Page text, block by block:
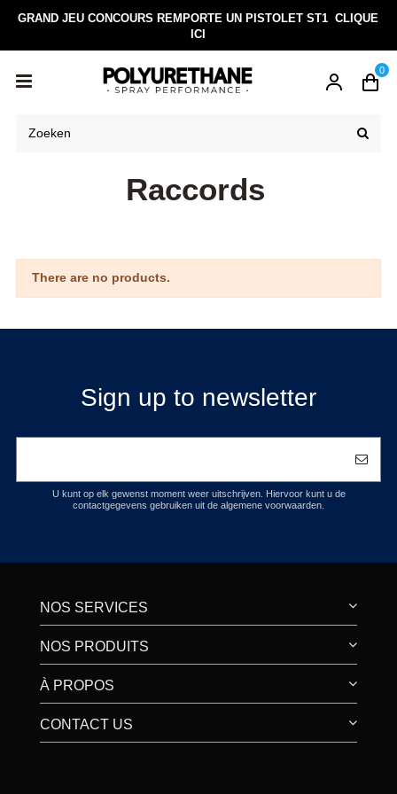
GRAND JEU CONCOURS REMPORTE UN PISTOLET ST1CLIQUE
ICI
0
Raccords
There are no products.
Sign up to newsletter
U kunt op elk gewenst moment weer uitschrijven. Hiervoor kunt u de
contactgegevens gebruiken uit de algemene voorwaarden.
NOS SERVICES
NOS PRODUITS
À PROPOS
CONTACT US